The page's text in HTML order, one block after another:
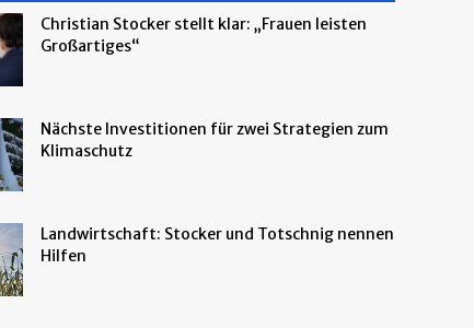
Christian Stocker stellt klar: „Frauen leisten
Großartiges“
Nächste Investitionen für zwei Strategien zum
Klimaschutz
Landwirtschaft: Stocker und Totschnig nennen
Hilfen